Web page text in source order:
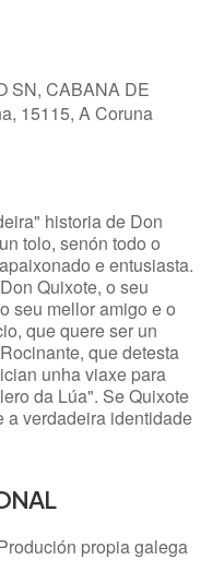
SN, CABANA DE
15115, A Coruna
historia de Don
tolo, senón todo o
e entusiasta.
Quixote, o seu
seu mellor amigo e o
que quere ser un
que detesta
unha viaxe para
da Lúa". Se Quixote
a verdadeira identidade
propia galega